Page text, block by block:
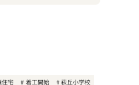
住宅 着工開始
萩丘小学校